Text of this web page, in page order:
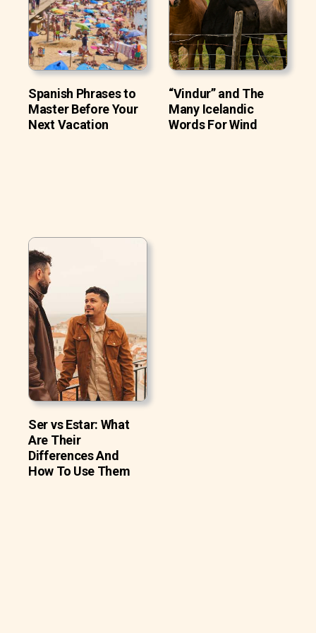
Spanish Phrases to
Master Before Your
Next Vacation
“Vindur” and The
Many Icelandic
Words For Wind
Ser vs Estar: What
Are Their
Differences And
How To Use Them